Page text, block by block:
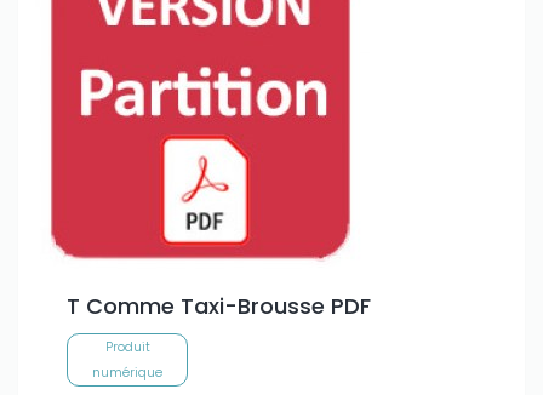
T Comme Taxi-Brousse PDF
Produit
numérique